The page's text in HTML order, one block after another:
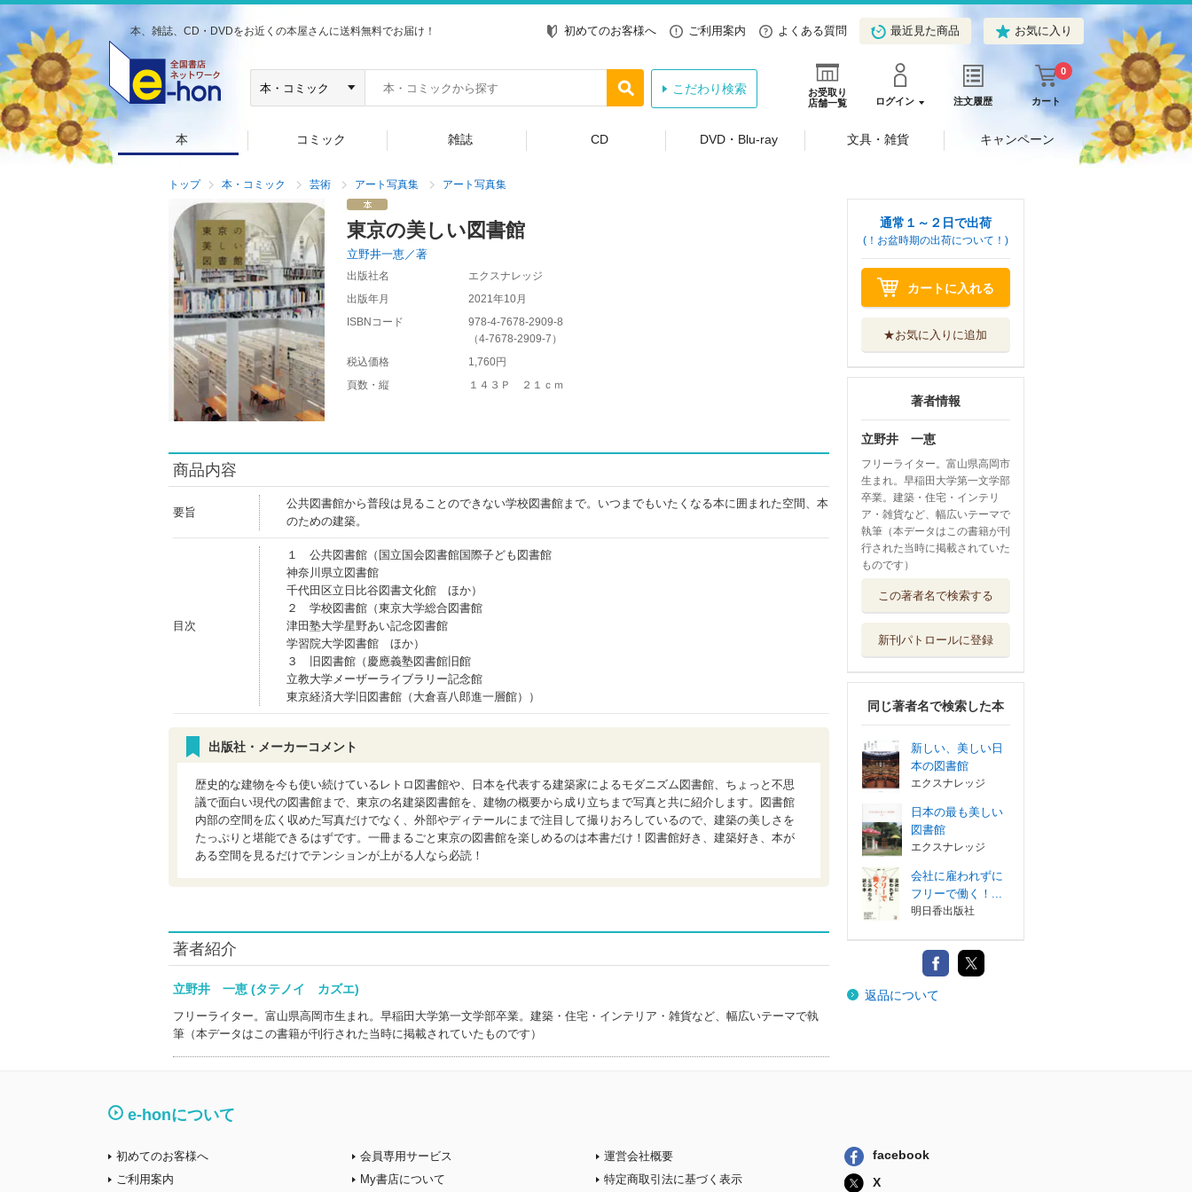
本、雑誌、CD・DVDをお近くの本屋さんに送料無料でお届け！ 初めてのお客様へ ご利用案内 よくある質問 最近見た商品 お気に入り
お受取り
店舗一覧
ログイン 注文履歴 カート
0
こだわり検索
本 コミック 雑誌 CD DVD・Blu-ray 文具・雑貨 キャンペーン
トップ 本・コミック 芸術 アート写真集 アート写真集
東京の美しい図書館
立野井一恵／著
出版社名
エクスナレッジ
出版年月
2021年10月
ISBNコード
978-4-7678-2909-8
（4-7678-2909-7 ）
税込価格
1,760円
頁数・縦
１４３Ｐ ２１ｃｍ
商品内容
要旨
公共図書館から普段は見ることのできない学校図書館まで。いつまでもいたくなる本に囲まれた空間、本
のための建築。
目次
１ 公共図書館（国立国会図書館国際子ども図書館
神奈川県立図書館
千代田区立日比谷図書文化館 ほか）
２ 学校図書館（東京大学総合図書館
津田塾大学星野あい記念図書館
学習院大学図書館 ほか）
３ 旧図書館（慶應義塾図書館旧館
立教大学メーザーライブラリー記念館
東京経済大学旧図書館（大倉喜八郎進一層館））
出版社・メーカーコメント
歴史的な建物を今も使い続けているレトロ図書館や、日本を代表する建築家によるモダニズム図書館、ちょっと不思
議で面白い現代の図書館まで、東京の名建築図書館を、建物の概要から成り立ちまで写真と共に紹介します。図書館
内部の空間を広く収めた写真だけでなく、外部やディテールにまで注目して撮りおろしているので、建築の美しさを
たっぷりと堪能できるはずです。一冊まるごと東京の図書館を楽しめるのは本書だけ！図書館好き、建築好き、本が
ある空間を見るだけでテンションが上がる人なら必読！
著者紹介
立野井 一恵 (タテノイ カズエ)
フリーライター。富山県高岡市生まれ。早稲田大学第一文学部卒業。建築・住宅・インテリア・雑貨など、幅広いテーマで執
筆（本データはこの書籍が刊行された当時に掲載されていたものです）
通常１～２日で出荷
(！お盆時期の出荷について！)
カートに入れる
★お気に入りに追加
著者情報
立野井 一恵
フリーライター。富山県高岡市
生まれ。早稲田大学第一文学部
卒業。建築・住宅・インテリ
ア・雑貨など、幅広いテーマで
執筆（本データはこの書籍が刊
行された当時に掲載されていた
ものです）
この著者名で検索する
新刊パトロールに登録
同じ著者名で検索した本
新しい、美しい日
本の図書館
エクスナレッジ
日本の最も美しい
図書館
エクスナレッジ
会社に雇われずに
フリーで働く！...
明日香出版社
返品について
e-honについて
初めてのお客様へ
ご利用案内
会員専用サービス
My書店について
運営会社概要
特定商取引法に基づく表示
facebook
X